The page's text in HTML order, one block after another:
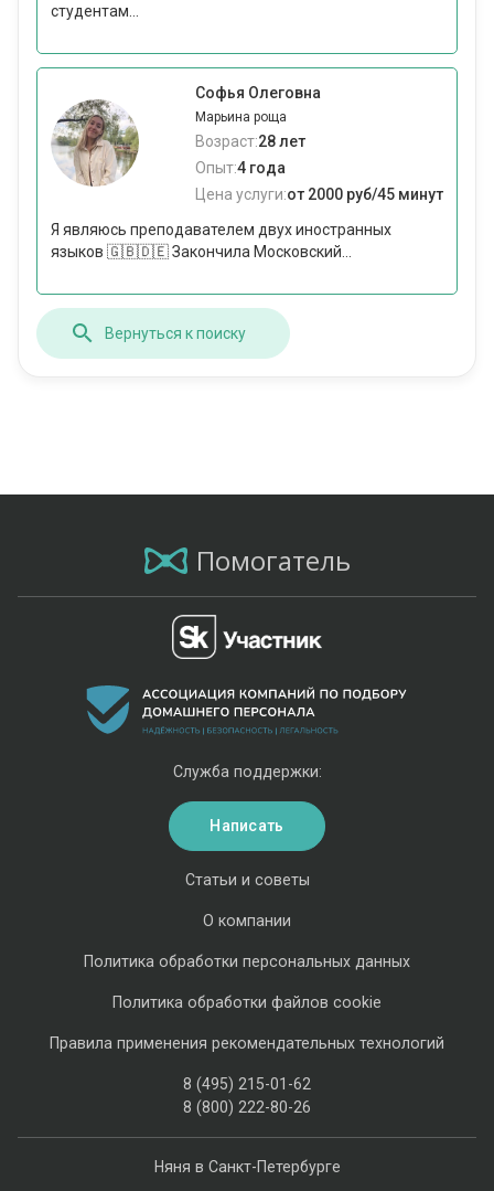
студентам...
Софья Олеговна
Марьина роща
Возраст:28 лет
Опыт:4 года
Цена услуги:от 2000 руб/45 минут
Я являюсь преподавателем двух иностранных
языков 🇬🇧🇩🇪 Закончила Московский...
Вернуться к поиску
Помогатель
Няня в Санкт-Петербурге
Статьи и советы
О компании
Политика обработки персональных данных
Политика обработки файлов cookie
Правила применения рекомендательных технологий
8 (495) 215-01-62
8 (800) 222-80-26
Служба поддержки:
Написать